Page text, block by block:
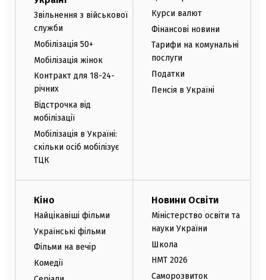
Звільнення з військової
служби
Мобілізація 50+
Мобілізація жінок
Контракт для 18-24-
річних
Відстрочка від
мобілізації
Мобілізація в Україні:
скільки осіб мобілізує
ТЦК
Курси валют
Фінансові новини
Тарифи на комунальні
послуги
Податки
Пенсія в Україні
Кіно
Найцікавіші фільми
Українські фільми
Фільми на вечір
Комедії
Новини Освіти
Міністерство освіти та
науки України
Школа
НМТ 2026
Саморозвиток